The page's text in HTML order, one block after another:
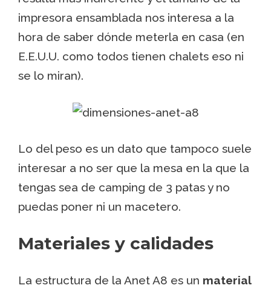
impresora ensamblada nos interesa a la
hora de saber dónde meterla en casa (en
E.E.U.U. como todos tienen chalets eso ni
se lo miran).
Lo del peso es un dato que tampoco suele
interesar a no ser que la mesa en la que la
tengas sea de camping de 3 patas y no
puedas poner ni un macetero.
Materiales y calidades
La estructura de la Anet A8 es un material